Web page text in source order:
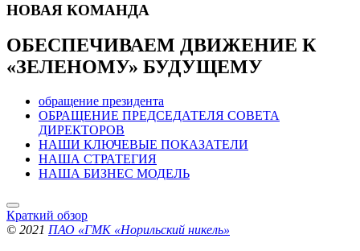
НОВАЯ КОМАНДА
ОБЕСПЕЧИВАЕМ ДВИЖЕНИЕ К
«ЗЕЛЕНОМУ» БУДУЩЕМУ
обращение президента
ОБРАЩЕНИЕ ПРЕДСЕДАТЕЛЯ СОВЕТА
ДИРЕКТОРОВ
НАШИ КЛЮЧЕВЫЕ ПОКАЗАТЕЛИ
НАША СТРАТЕГИЯ
НАША БИЗНЕС МОДЕЛЬ
Краткий обзор
© 2021 ПАО «ГМК «Норильский никель»